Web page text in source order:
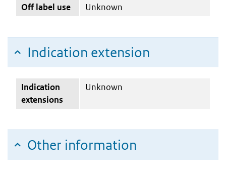
Off label use Unknown
Indication extension
Indication
extensions
Unknown
Other information